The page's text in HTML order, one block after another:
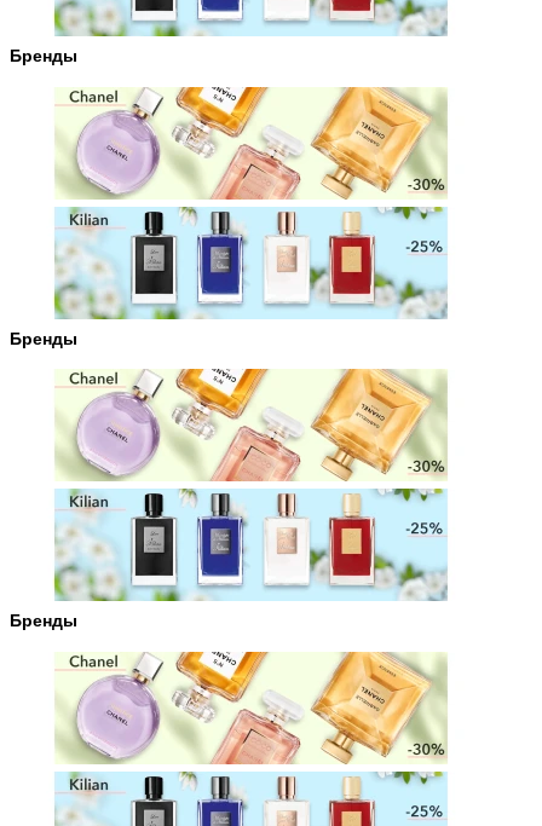
Бренды
Бренды
Бренды